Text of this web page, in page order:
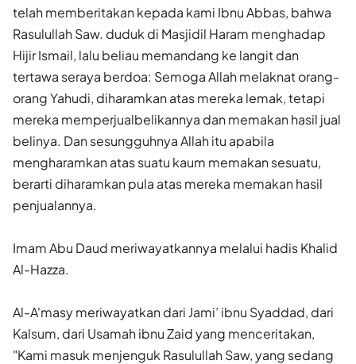
telah memberitakan kepada kami Ibnu Abbas, bahwa
Rasulullah Saw. duduk di Masjidil Haram menghadap
Hijir Ismail, lalu beliau memandang ke langit dan
tertawa seraya berdoa: Semoga Allah melaknat orang-
orang Yahudi, diharamkan atas mereka lemak, tetapi
mereka memperjualbelikannya dan memakan hasil jual
belinya. Dan sesungguhnya Allah itu apabila
mengharam­kan atas suatu kaum memakan sesuatu,
berarti diharamkan pula atas mereka memakan hasil
penjualannya.
Imam Abu Daud meriwayatkannya melalui hadis Khalid
Al-Hazza.
Al-A'masy meriwayatkan dari Jami’ ibnu Syaddad, dari
Kalsum, dari Usamah ibnu Zaid yang menceritakan,
"Kami masuk menjenguk Rasulullah Saw, yang sedang